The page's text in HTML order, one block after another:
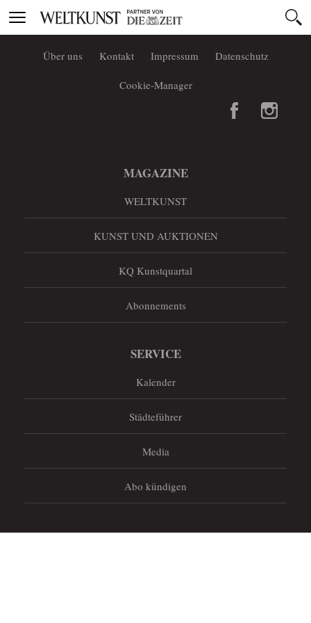
Toggle
navigation
Über uns Kontakt Impressum Datenschutz
Cookie-Manager
MAGAZINE
WELTKUNST
KUNST UND AUKTIONEN
KQ Kunstquartal
Abonnements
SERVICE
Kalender
Städteführer
Media
Abo kündigen